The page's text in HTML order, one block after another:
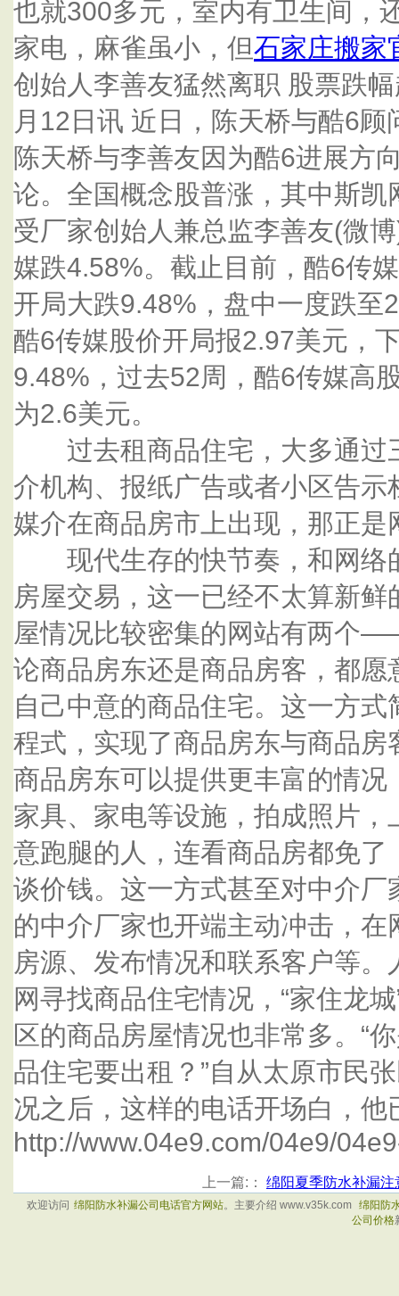
也就300多元，室内有卫生间，
家电，麻雀虽小，但石家庄搬家
创始人李善友猛然离职 股票跌
月12日讯 近日，陈天桥与酷6
陈天桥与李善友因为酷6进展方
论。全国概念股普涨，其中斯
受厂家创始人兼总监李善友(微
媒跌4.58%。截止目前，酷6传
开局大跌9.48%，盘中一度跌至
酷6传媒股价开局报2.97美元，
9.48%，过去52周，酷6传媒高
为2.6美元。
过去租商品住宅，大多通过
介机构、报纸广告或者小区告
媒介在商品房市上出现，那正是
现代生存的快节奏，和网络
房屋交易，这一已经不太算新
屋情况比较密集的网站有两个
论商品房东还是商品房客，都
自己中意的商品住宅。这一方
程式，实现了商品房东与商品
商品房东可以提供更丰富的情
家具、家电等设施，拍成照片
意跑腿的人，连看商品房都免
谈价钱。这一方式甚至对中介
的中介厂家也开端主动冲击，
房源、发布情况和联系客户等
网寻找商品住宅情况，“家住龙
区的商品房屋情况也非常多。“
品住宅要出租？”自从太原市民
况之后，这样的电话开场白，他
http://www.04e9.com/04e9/
上一篇:： 绵阳夏季防水补漏
欢迎访问 绵阳防水补漏公司电话官方网站。主要介绍 www.v35k.com 绵阳防
公司价格